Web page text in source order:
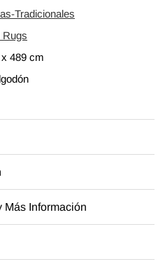
Tradicionales
Rugs
x 489 cm
Más Información